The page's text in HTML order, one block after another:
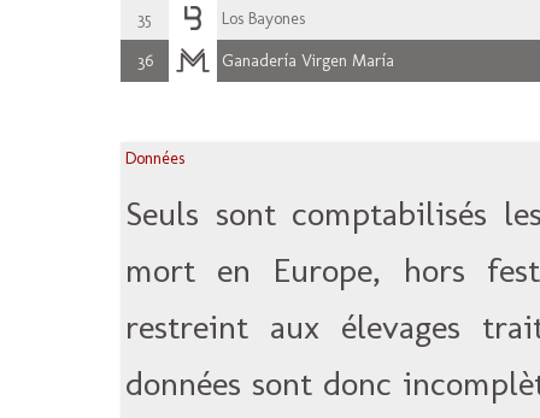
35 Los Bayones
36 Ganadería Virgen María
Données
Seuls sont comptabilisés
mort en Europe, hors
restreint aux élevages
données sont donc